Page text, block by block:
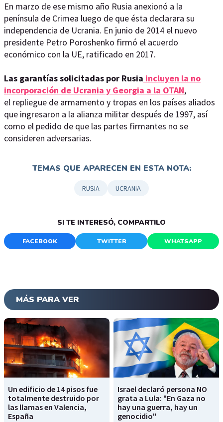
En marzo de ese mismo año Rusia anexionó a la
península de Crimea luego de que ésta declarara su
independencia de Ucrania. En junio de 2014 el nuevo
presidente Petro Poroshenko firmó el acuerdo
económico con la UE, ratificado en 2017.
Las garantías solicitadas por Rusia incluyen la no
incorporación de Ucrania y Georgia a la OTAN,
el repliegue de armamento y tropas en los países aliados
que ingresaron a la alianza militar después de 1997, así
como el pedido de que las partes firmantes no se
consideren adversarias.
TEMAS QUE APARECEN EN ESTA NOTA:
RUSIA UCRANIA
SI TE INTERESÓ, COMPARTILO
FACEBOOK TWITTER WHATSAPP
MÁS PARA VER
Un edificio de 14 pisos fue
totalmente destruido por
las llamas en Valencia,
España
Israel declaró persona NO
grata a Lula: "En Gaza no
hay una guerra, hay un
genocidio"